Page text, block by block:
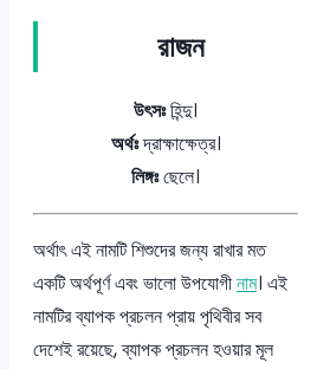
রাজন
উৎসঃহিন্দু।
অর্থঃদ্রাক্ষাক্ষেত্র।
লিঙ্গঃছেলে।
অর্থাৎ এই নামটি শিশুদের জন্য রাখার মত
একটি অর্থপূর্ণ এবং ভালো উপযোগীনাম। এই
নামটির ব্যাপক প্রচলন প্রায় পৃথিবীর সব
দেশেই রয়েছে, ব্যাপক প্রচলন হওয়ার মূল